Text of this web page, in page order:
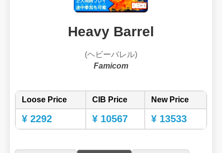
Heavy Barrel
(ヘビーバレル)
Famicom
Loose Price CIB Price New Price
¥ 2292 ¥ 10567 ¥ 13533